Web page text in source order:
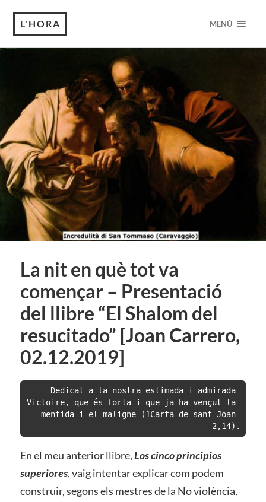
L'HORA MENÚ
La nit en què tot va
començar – Presentació
del llibre “El Shalom del
resucitado” [Joan Carrero,
02.12.2019]
Dedicat a la nostra estimada i admirada
Victoire, que és forta i que ja ha vençut la
mentida i el maligne (1Carta de sant Joan
2,14).
En el meu anterior llibre,Los cinco principios
superiores, vaig intentar explicar com podem
construir, segons els mestres de la No violència,